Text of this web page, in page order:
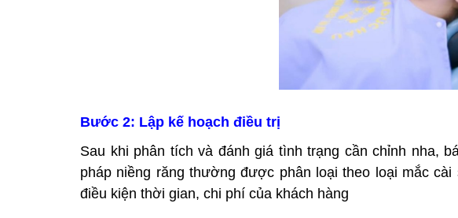
Bước 2: Lập kế hoạch điều trị
Sau khi phân tích và đánh giá tình trạng cần chỉnh nha,
pháp niềng răng thường được phân loại theo loại mắc
điều kiện thời gian, chi phí của khách hàng